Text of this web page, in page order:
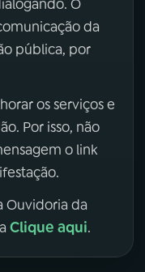
O
da
pública, por
os serviços e
Por isso, não
o link
Ouvidoria da
Clique aqui.